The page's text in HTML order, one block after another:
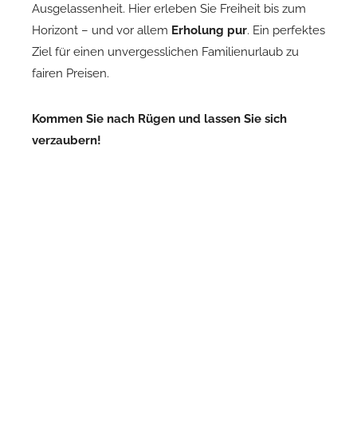
Ausgelassenheit. Hier erleben Sie Freiheit bis zum
Horizont – und vor allem Erholung pur. Ein perfektes
Ziel für einen unvergesslichen Familienurlaub zu
fairen Preisen.
Kommen Sie nach Rügen und lassen Sie sich
verzaubern!